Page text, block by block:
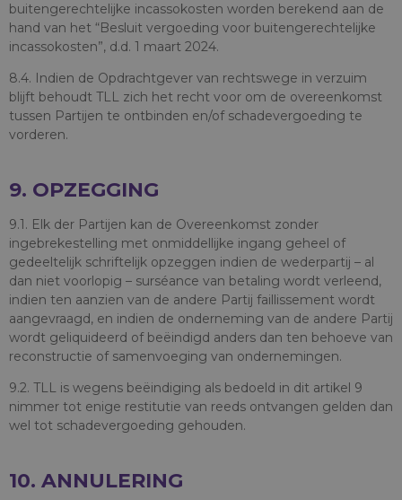
buitengerechtelijke incassokosten worden berekend aan de
hand van het “Besluit vergoeding voor buitengerechtelijke
incassokosten”, d.d. 1 maart 2024.
8.4. Indien de Opdrachtgever van rechtswege in verzuim
blijft behoudt TLL zich het recht voor om de overeenkomst
tussen Partijen te ontbinden en/of schadevergoeding te
vorderen.
9. OPZEGGING
9.1. Elk der Partijen kan de Overeenkomst zonder
ingebrekestelling met onmiddellijke ingang geheel of
gedeeltelijk schriftelijk opzeggen indien de wederpartij – al
dan niet voorlopig – surséance van betaling wordt verleend,
indien ten aanzien van de andere Partij faillissement wordt
aangevraagd, en indien de onderneming van de andere Partij
wordt geliquideerd of beëindigd anders dan ten behoeve van
reconstructie of samenvoeging van ondernemingen.
9.2. TLL is wegens beëindiging als bedoeld in dit artikel 9
nimmer tot enige restitutie van reeds ontvangen gelden dan
wel tot schadevergoeding gehouden.
10. ANNULERING